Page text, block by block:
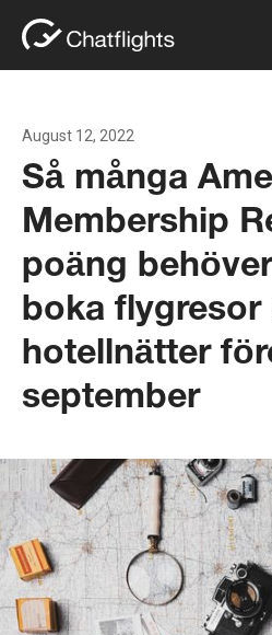
August 12, 2022
Så många
Membership
poäng
boka flygresor
hotellnätter
september